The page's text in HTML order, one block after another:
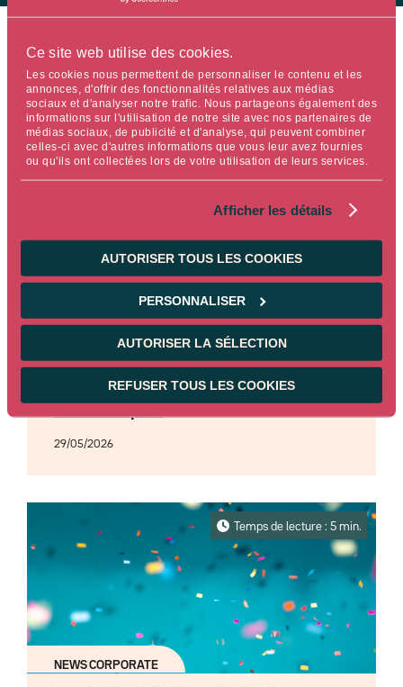
Ce site web utilise des cookies.
Les cookies nous permettent de personnaliser le contenu et les
annonces, d'offrir des fonctionnalités relatives aux médias
sociaux et d'analyser notre trafic. Nous partageons également des
informations sur l'utilisation de notre site avec nos partenaires de
médias sociaux, de publicité et d'analyse, qui peuvent combiner
celles-ci avec d'autres informations que vous leur avez fournies
ou qu'ils ont collectées lors de votre utilisation de leurs services.
Afficher les détails
AUTORISER TOUS LES COOKIES
PERSONNALISER
AUTORISER LA SÉLECTION
REFUSER TOUS LES COOKIES
Temps de lecture : 5 min.
Ostrum AM lauréate lors des
Trophées des meilleurs fonds 2026
organisés par Le Revenu
A l’occasion des Trophées des meilleurs
fonds 2026 organisés par Le Revenu, Ostrum
AM s’est vue remettre l’un des trois Trophées
d'Or pour la meilleure gamme Actions
Europe ISR/ESG sur 3 ans.
29/05/2026
Temps de lecture : 5 min.
NEWS CORPORATE